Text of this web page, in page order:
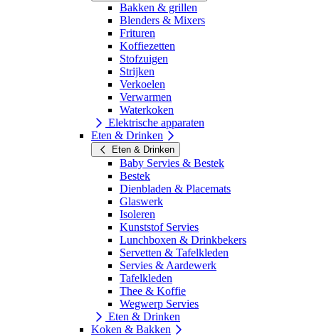
Bakken & grillen
Blenders & Mixers
Frituren
Koffiezetten
Stofzuigen
Strijken
Verkoelen
Verwarmen
Waterkoken
Elektrische apparaten
Eten & Drinken
Eten & Drinken
Baby Servies & Bestek
Bestek
Dienbladen & Placemats
Glaswerk
Isoleren
Kunststof Servies
Lunchboxen & Drinkbekers
Servetten & Tafelkleden
Servies & Aardewerk
Tafelkleden
Thee & Koffie
Wegwerp Servies
Eten & Drinken
Koken & Bakken